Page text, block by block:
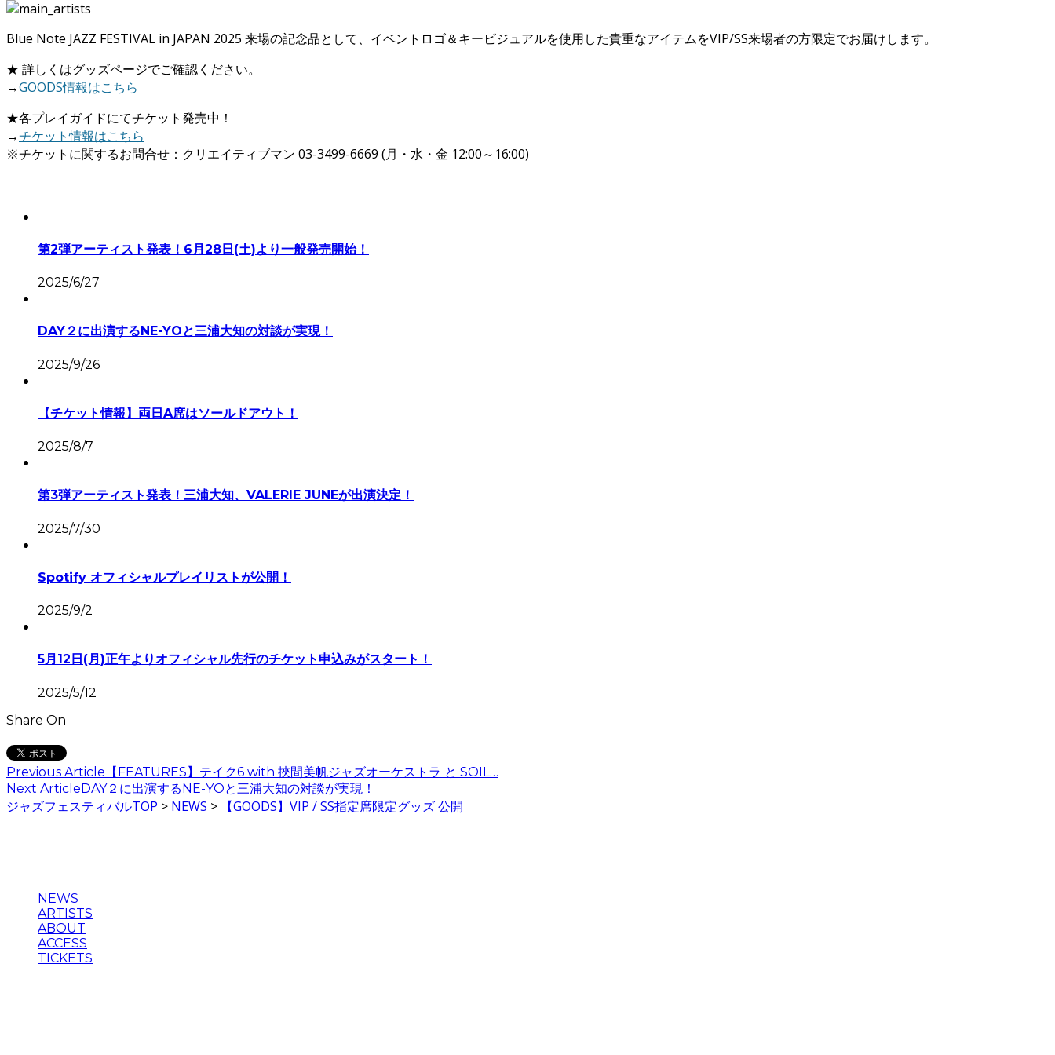
Blue Note JAZZ FESTIVAL in JAPAN 2025 来場の記念品として、イベントロゴ＆キービジュアルを使用した貴重なアイテムをVIP/SS来場者の方限定でお届けします。
★ 詳しくはグッズページでご確認ください。
→GOODS情報はこちら
★各プレイガイドにてチケット発売中！
→チケット情報はこちら
※チケットに関するお問合せ：クリエイティブマン 03-3499-6669 (月・水・金 12:00～16:00)
第2弾アーティスト発表！6月28日(土)より一般発売開始！
2025/6/27
DAY２に出演するNE-YOと三浦大知の対談が実現！
2025/9/26
【チケット情報】両日A席はソールドアウト！
2025/8/7
第3弾アーティスト発表！三浦大知、VALERIE JUNEが出演決定！
2025/7/30
Spotify オフィシャルプレイリストが公開！
2025/9/2
5月12日(月)正午よりオフィシャル先行のチケット申込みがスタート！
2025/5/12
Share On
Previous Article 【FEATURES】テイク6 with 挾間美帆ジャズオーケストラ と SOIL…
Next ArticleDAY２に出演するNE-YOと三浦大知の対談が実現！
ジャズフェスティバルTOP > NEWS > 【GOODS】VIP / SS指定席限定グッズ 公開
NEWS
ARTISTS
ABOUT
ACCESS
TICKETS